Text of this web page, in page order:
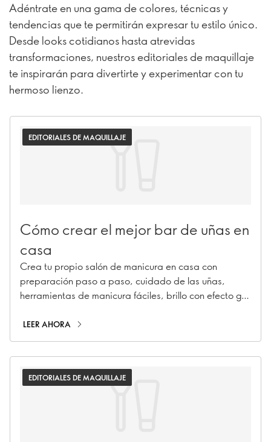
Adéntrate en una gama de colores, técnicas y
tendencias que te permitirán expresar tu estilo único.
Desde looks cotidianos hasta atrevidas
transformaciones, nuestros editoriales de maquillaje
te inspirarán para divertirte y experimentar con tu
hermoso lienzo.
EDITORIALES DE MAQUILLAJE
Cómo crear el mejor bar de uñas en
casa
Crea tu propio salón de manicura en casa con
preparación paso a paso, cuidado de las uñas,
herramientas de manicura fáciles, brillo con efecto gel
LEER AHORA
EDITORIALES DE MAQUILLAJE